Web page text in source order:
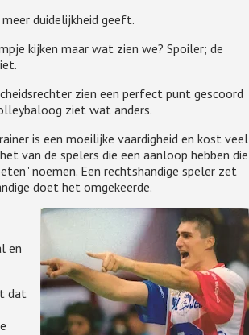
meer duidelijkheid geeft.
kijken maar wat zien we? Spoiler; de
zien een perfect punt gescoord
ziet wat anders.
is een moeilijke vaardigheid en kost veel
van de spelers die een aanloop hebben die
noemen. Een rechtshandige speler zet
doet het omgekeerde.
en
dat